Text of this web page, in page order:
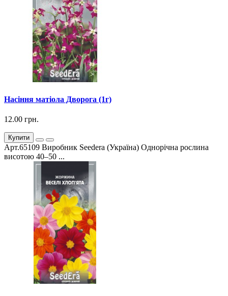
Насіння матіола Дворога (1г)
12.00 грн.
Купити
Арт.65109 Виробник Seedera (Україна) Однорічна рослина
висотою 40–50 ...